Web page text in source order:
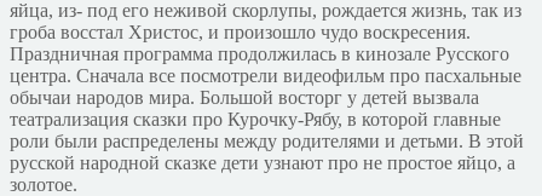
яйца, из- под его неживой скорлупы, рождается жизнь, так из
гроба восстал Христос, и произошло чудо воскресения.
Праздничная программа продолжилась в кинозале Русского
центра. Сначала все посмотрели видеофильм про пасхальные
обычаи народов мира. Большой восторг у детей вызвала
театрализация сказки про Курочку-Рябу, в которой главные
роли были распределены между родителями и детьми. В этой
русской народной сказке дети узнают про не простое яйцо, а
золотое.